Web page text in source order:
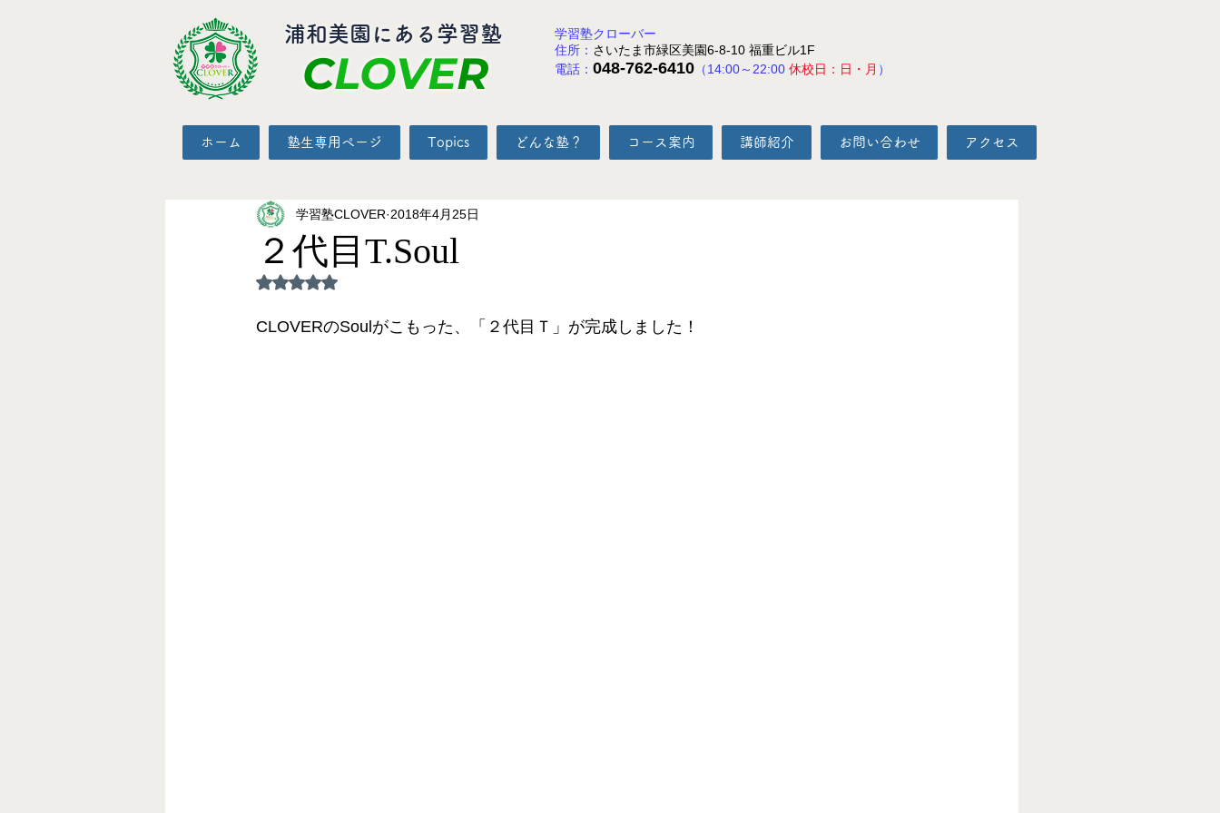
​浦和美園にある学習塾
CLOVER
学習塾クローバー
住所： さいたま市緑区美園6-8-10 福重ビル1F
電話： 048-762-6410 （14:00～22:00 休校日：日・月 ）
ホーム 塾生専用ページ Topics どんな塾？ コース案内 講師紹介 お問い合わせ アクセス
２代目T.Soul
学習塾CLOVER 2018年4月25日
5つ星のうちNaNと評価されています。
CLOVERのSoulがこもった、「２代目Ｔ」が完成しました！